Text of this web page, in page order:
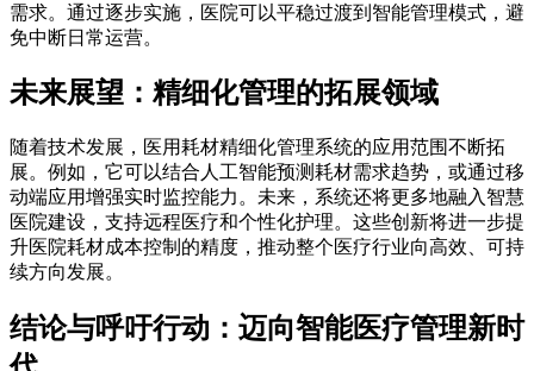
需求。通过逐步实施，医院可以平稳过渡到智能管理模式，避
免中断日常运营。
未来展望：精细化管理的拓展领域
随着技术发展，医用耗材精细化管理系统的应用范围不断拓
展。例如，它可以结合人工智能预测耗材需求趋势，或通过移
动端应用增强实时监控能力。未来，系统还将更多地融入智慧
医院建设，支持远程医疗和个性化护理。这些创新将进一步提
升医院耗材成本控制的精度，推动整个医疗行业向高效、可持
续方向发展。
结论与呼吁行动：迈向智能医疗管理新时